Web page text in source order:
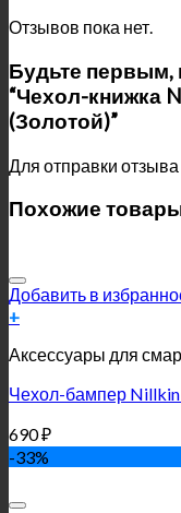
Отзывов пока нет.
Будьте первым,
“Чехол-книжка
(Золотой)”
Для отправки
Похожие
Добавить в
+
Аксессуары для
Чехол-бампер
690₽
-33%